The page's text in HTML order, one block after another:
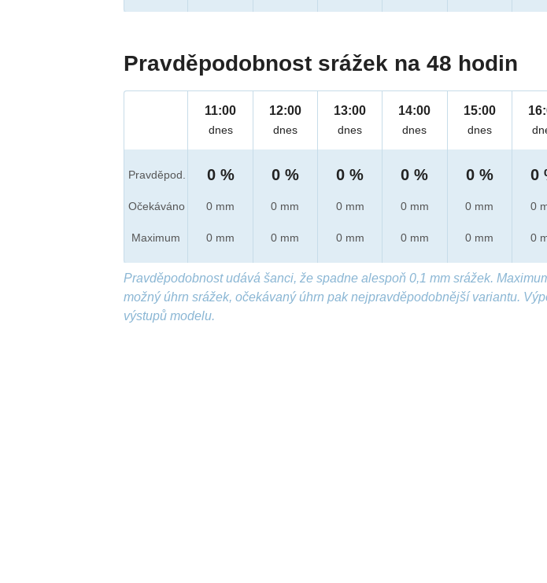
Pravděpodobnost srážek na 48 hodin
Pravděpod.
Očekáváno
Maximum
11:00
dnes
0 %
0 mm
0 mm
12:00
dnes
0 %
0 mm
0 mm
13:00
dnes
0 %
0 mm
0 mm
14:00
dnes
0 %
0 mm
0 mm
15:00
dnes
0 %
0 mm
0 mm
0
0
0
Pravděpodobnost udává šanci, že spadne alespoň 0,1 mm srážek.
možný úhrn srážek, očekávaný úhrn pak nejpravděpodobnější variantu.
výstupů modelu.